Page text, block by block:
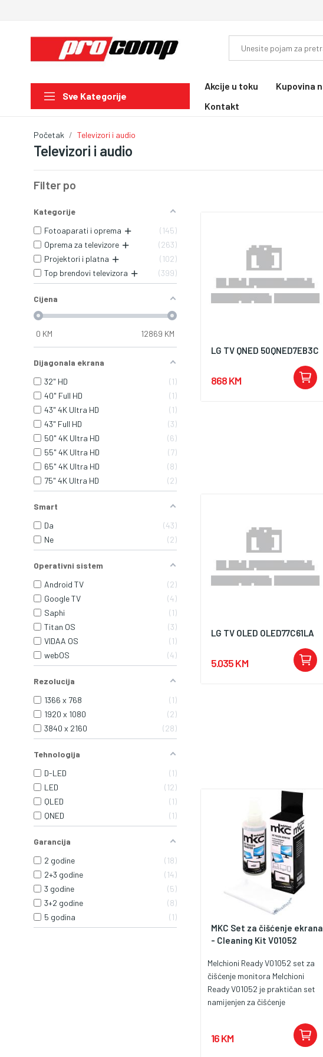
Sve Kategorije
Akcije u toku Kupovina
Kontakt
Televizori i audio
Početak Televizori i audio
Filter po
Kategorije
Fotoaparati i oprema
145
Oprema za televizore
263
Projektori i platna
102
Top brendovi televizora
399
Cijena
0 KM 12869 KM
Dijagonala ekrana
32" HD
1
40" Full HD
1
43" 4K Ultra HD
1
43" Full HD
3
50" 4K Ultra HD
6
55" 4K Ultra HD
7
65" 4K Ultra HD
8
75" 4K Ultra HD
2
Smart
Da
43
Ne
2
Operativni sistem
Android TV
2
Google TV
4
Saphi
1
Titan OS
3
VIDAA OS
1
webOS
4
Rezolucija
1366 x 768
1
1920 x 1080
2
3840 x 2160
28
Tehnologija
D-LED
1
LED
12
QLED
1
QNED
1
Garancija
2 godine
18
2+3 godine
14
3 godine
5
3+2 godine
8
5 godina
1
LG TV QNED 50QNED7EB3C
868 KM
LG TV OLED OLED77C61LA
5.035 KM
MKC Set za čišćenje ekrana
- Cleaning Kit V01052
Melchioni Ready V01052 set za
čišćenje monitora Melchioni
Ready V01052 je praktičan set
namijenjen za čišćenje
ekrana i drugih osjetljivih
površina. Omogućava
16 KM